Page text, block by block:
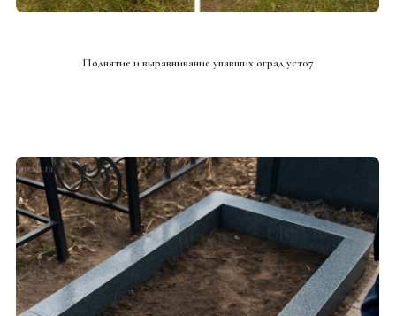
Поднятие и выравнивание упавших оград уст07